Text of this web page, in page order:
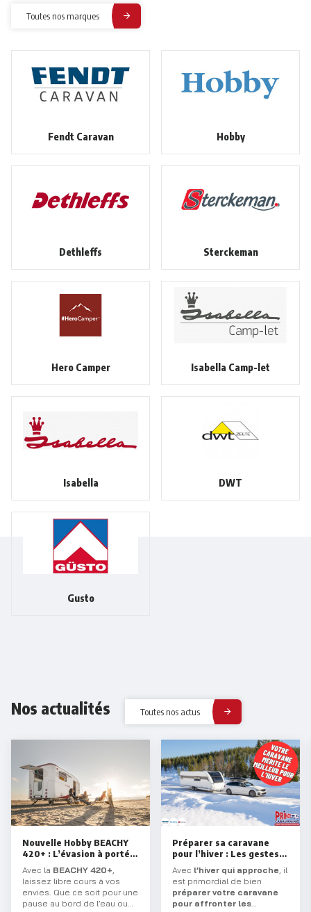
Toutes nos marques
Fendt Caravan Hobby
Dethleffs Sterckeman
Hero Camper Isabella Camp-let
Isabella DWT
Gusto
Nos actualités Toutes nos actus
Nouvelle Hobby BEACHY
420+ : L’évasion à portée
Avec la BEACHY 420+
laissez libre cours à vos
envies. Que ce soit pour une
pause au bord de l’eau ou
Préparer sa caravane
pour l’hiver : Les gestes
Avec l’hiver qui approche , il
est primordial de bien
préparer votre caravane
pour affronter les